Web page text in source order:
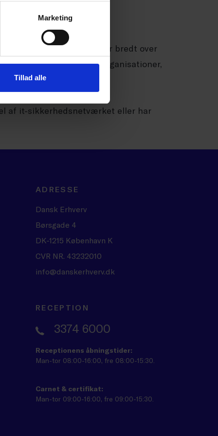
Marketing
Tillad alle
deltager spænder bredt over
for it-sikkerheden i organisationer,
af it-sikkerhedsnetværket eller har
ADRESSE
Dansk Erhverv
Børsgade 4
DK-1215 København K
CVR NR. 43232010
info@danskerhverv.dk
RECEPTION
3374 6000
Receptionens åbningstider:
Man-tor 08:00-16:00, fre 08:00-15:30.
Carnet & certifikat:
Man-tor 09:00-16:00, fre 09:00-15:30.